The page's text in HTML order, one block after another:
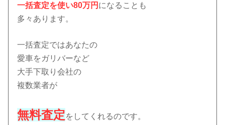
一括査定を使い80万円 になることも
多々あります。
一括査定ではあなたの
愛車をガリバーなど
大手下取り会社の
複数業者が
無料査定をしてくれるのです。